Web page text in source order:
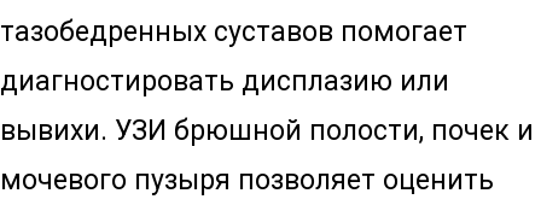
тазобедренных суставов помогает
диагностировать дисплазию или
вывихи. УЗИ брюшной полости, почек и
мочевого пузыря позволяет оценить